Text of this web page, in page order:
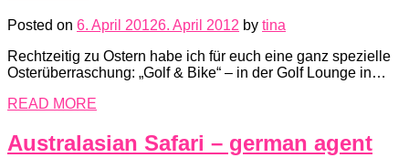
Posted on 6. April 20126. April 2012 by tina
Rechtzeitig zu Ostern habe ich für euch eine ganz spezielle
Osterüberraschung: „Golf & Bike“ – in der Golf Lounge in…
READ MORE
Australasian Safari – german agent